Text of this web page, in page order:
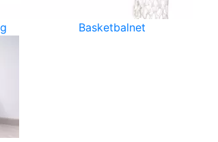
Basketbalnet